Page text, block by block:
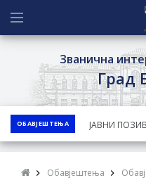
Званична
Град
ОБАВЈЕШТЕЊА
ЈАВНИ
Обавјештења